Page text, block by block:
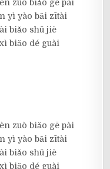
zuò biǎo gē pài
yì yào bǎi zītài
biǎo shū jiè
biǎo dé guài
zuò biǎo gē pài
yì yào bǎi zītài
biǎo shū jiè
biǎo dé guài